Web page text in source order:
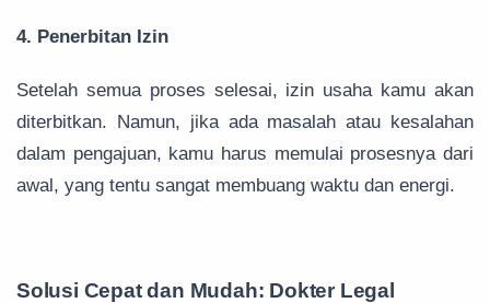
4. Penerbitan Izin
Setelah semua proses selesai, izin usaha kamu akan
diterbitkan. Namun, jika ada masalah atau kesalahan
dalam pengajuan, kamu harus memulai prosesnya dari
awal, yang tentu sangat membuang waktu dan energi.
Solusi Cepat dan Mudah: Dokter Legal